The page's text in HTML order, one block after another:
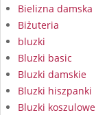
Bielizna damska
Biżuteria
bluzki
Bluzki basic
Bluzki damskie
Bluzki hiszpanki
Bluzki koszulowe